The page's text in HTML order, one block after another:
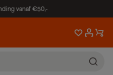
vanaf €50,-